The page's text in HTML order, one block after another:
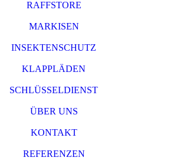
RAFFSTORE
MARKISEN
INSEKTENSCHUTZ
KLAPPLÄDEN
SCHLÜSSELDIENST
ÜBER UNS
KONTAKT
REFERENZEN